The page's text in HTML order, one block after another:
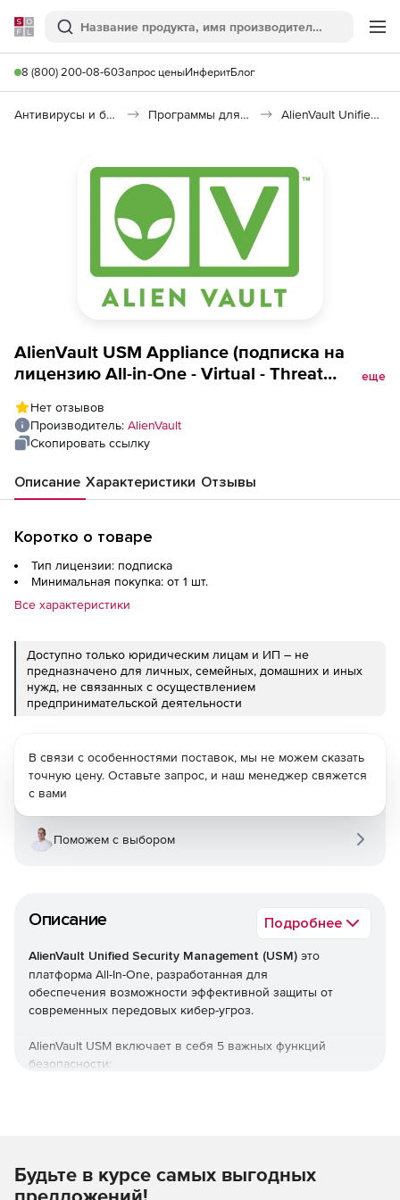
Softline
Поиск
8 (800) 200-08-60Запрос ценыИнферитБлог
Антивирусы и безопасность Программы для защиты информации AlienVault Unified Security Management
AlienVault USM Appliance (подписка на
лицензию All-in-One - Virtual - Threat
еще
Нет отзывов
Производитель: AlienVault
Скопировать ссылку
Описание Характеристики Отзывы
Коротко о товаре
Тип лицензии: подписка
Минимальная покупка: от 1 шт.
Все характеристики
Доступно только юридическим лицам и ИП – не
предназначено для личных, семейных, домашних и иных
нужд, не связанных с осуществлением
предпринимательской деятельности
Описание Подробнее
AlienVault Unified Security Management (USM) это
платформа All-In-One, разработанная для
обеспечения возможности эффективной защиты от
современных передовых кибер-угроз.
AlienVault USM включает в себя 5 важных функций
безопасности:
Активное сетевое сканирование
В связи с особенностями поставок, мы не можем сказать
точную цену. Оставьте запрос, и наш менеджер свяжется
с вами
Поможем с выбором
Будьте в курсе самых выгодных